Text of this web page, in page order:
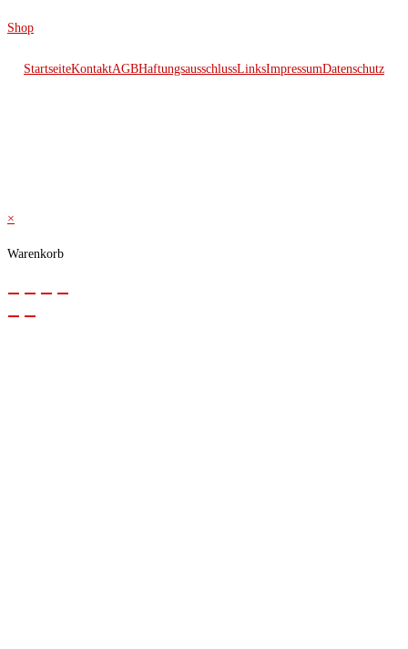
Shop
StartseiteKontaktAGBHaftungsausschlussLinksImpressumDatenschutz
×
Warenkorb